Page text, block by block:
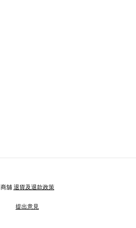
商舖 退貨及退款政策
提出意見